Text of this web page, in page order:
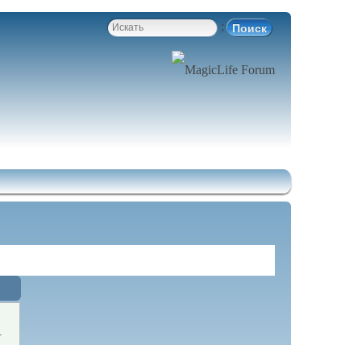
;